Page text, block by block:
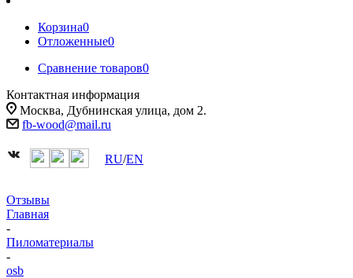
Корзина0
Отложенные0
Сравнение товаров0
Контактная информация
Москва, Дубнинская улица, дом 2.
fb-wood@mail.ru
RU/EN
Отзывы
Главная
-
Пиломатериалы
-
osb